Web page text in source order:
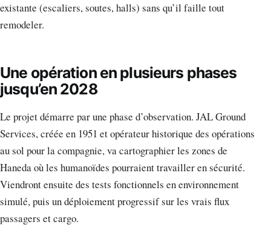
existante (escaliers, soutes, halls) sans qu’il faille tout
remodeler.
Une opération en plusieurs phases
jusqu’en 2028
Le projet démarre par une phase d’observation. JAL Ground
Services, créée en 1951 et opérateur historique des opérations
au sol pour la compagnie, va cartographier les zones de
Haneda où les humanoïdes pourraient travailler en sécurité.
Viendront ensuite des tests fonctionnels en environnement
simulé, puis un déploiement progressif sur les vrais flux
passagers et cargo.